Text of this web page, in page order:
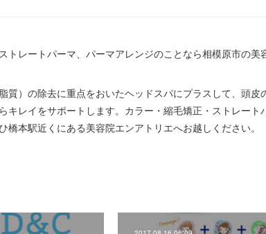
トレートパーマ、パーマアレンジのことなら相模原市の美
質）の除去に重点をおいたヘッドスパにプラスして、頭皮
キレイをサポートします。カラー・縮毛矯正・ストレート
橋本駅近くにある美容院エンアトリエへお越しください。